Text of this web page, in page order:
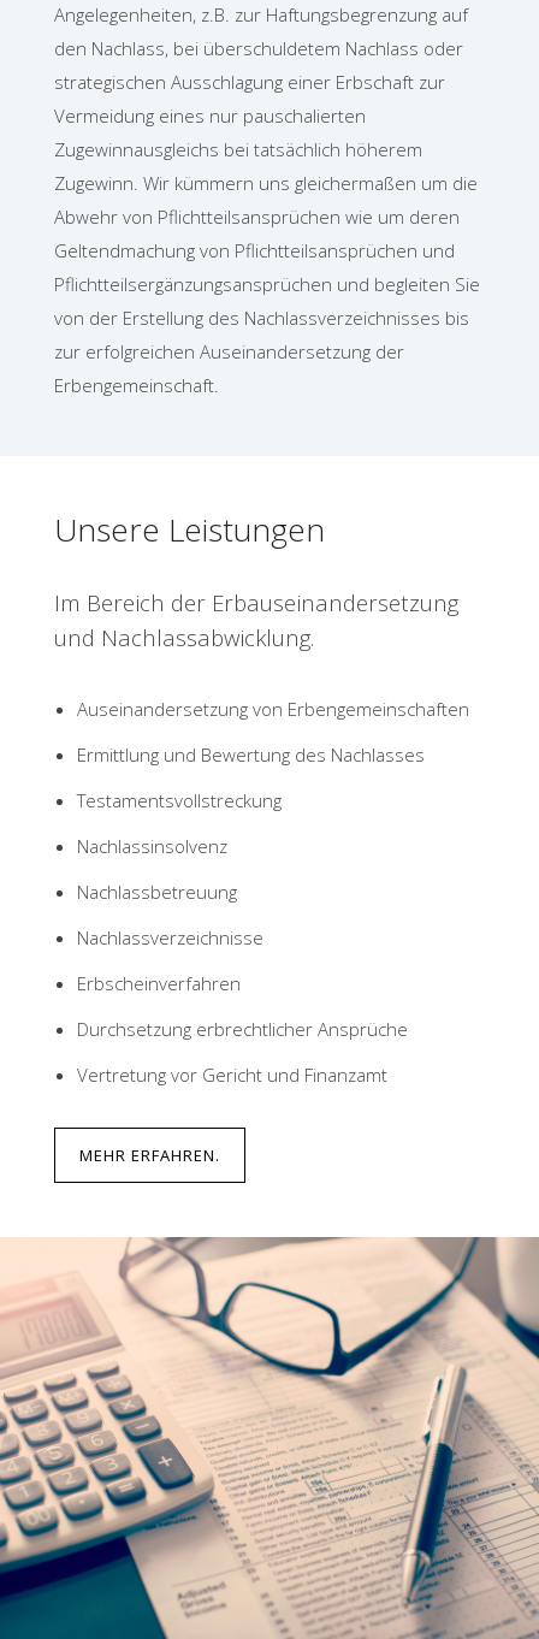
Angelegenheiten, z.B. zur Haftungsbegrenzung auf
den Nachlass, bei überschuldetem Nachlass oder
strategischen Ausschlagung einer Erbschaft zur
Vermeidung eines nur pauschalierten
Zugewinnausgleichs bei tatsächlich höherem
Zugewinn. Wir kümmern uns gleichermaßen um die
Abwehr von Pflichtteilsansprüchen wie um deren
Geltendmachung von Pflichtteilsansprüchen und
Pflichtteilsergänzungsansprüchen und begleiten Sie
von der Erstellung des Nachlassverzeichnisses bis
zur erfolgreichen Auseinandersetzung der
Erbengemeinschaft.
Unsere Leistungen
Im Bereich der Erbauseinandersetzung
und Nachlassabwicklung.
Auseinandersetzung von Erbengemeinschaften
Ermittlung und Bewertung des Nachlasses
Testamentsvollstreckung
Nachlassinsolvenz
Nachlassbetreuung
Nachlassverzeichnisse
Erbscheinverfahren
Durchsetzung erbrechtlicher Ansprüche
Vertretung vor Gericht und Finanzamt
MEHR ERFAHREN.